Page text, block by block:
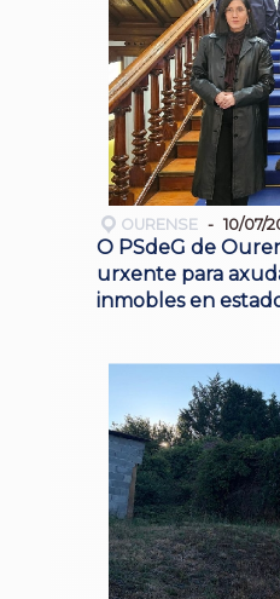
OURENSE 10/07/
O PSdeG de
urxente para
inmobles en